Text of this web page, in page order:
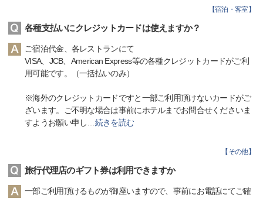
【宿泊・客室】
各種支払いにクレジットカードは使えますか？
ご宿泊代金、各レストランにて
VISA、JCB、American Express等の各種クレジットカードがご利
用可能です。（一括払いのみ）
※海外のクレジットカードですと一部ご利用頂けないカードがご
ざいます。ご不明な場合は事前にホテルまでお問合せくださいま
すようお願い申し
続きを読む
【 その他】
旅行代理店のギフト券は利用できますか
一部ご利用頂けるものが御座いますので、事前にお電話にてご確